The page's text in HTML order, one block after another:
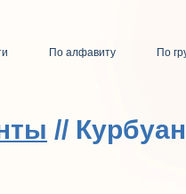
По алфавиту
По
//